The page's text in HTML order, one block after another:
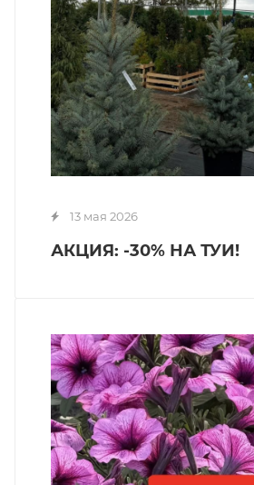
13 мая 2026
АКЦИЯ: -30% НА ТУИ!